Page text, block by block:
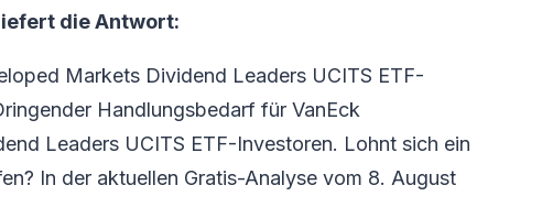
die Antwort:
Markets Dividend Leaders UCITS ETF-
Handlungsbedarf für VanEck
Leaders UCITS ETF-Investoren. Lohnt sich ein
In der aktuellen Gratis-Analyse vom 8. August